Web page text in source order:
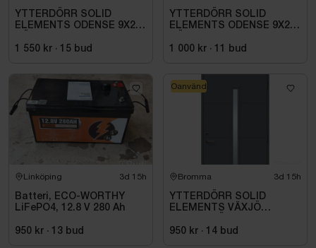
YTTERDÖRR SOLID
ELEMENTS ODENSE 9X20
1 550 kr · 15 bud
YTTERDÖRR SOLID
ELEMENTS ODENSE 9X21
1 000 kr · 11 bud
Linköping 3d 15h
Batteri, ECO-WORTHY
LiFePO4, 12.8 V 280 Ah
950 kr · 13 bud
Bromma 3d 15h
YTTERDÖRR SOLID
ELEMENTS VÄXJÖ
950 kr · 14 bud
Oanvänd